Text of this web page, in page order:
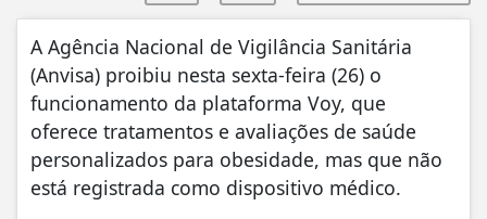
A Agência Nacional de Vigilância Sanitária
(Anvisa) proibiu nesta sexta-feira (26) o
funcionamento da plataforma Voy, que
oferece tratamentos e avaliações de saúde
personalizados para obesidade, mas que não
está registrada como dispositivo médico.